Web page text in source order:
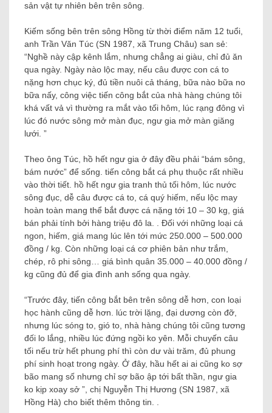
sản vật tự nhiên bên trên sông.
Kiếm sống bên trên sông Hồng từ thời điểm năm 12 tuổi,
anh Trần Văn Túc (SN 1987, xã Trung Châu) san sẻ:
“Nghề này cập kênh lắm, nhưng chẳng ai giàu, chỉ đủ ăn
qua ngày. Ngày nào lộc may, nếu câu được con cá to
nặng hơn chục ký, đủ tiền nuôi cả tháng, bữa nào bữa no
bữa nấy, công việc tiến công bắt của nhà hàng chúng tôi
khá vất vả vì thường ra mắt vào tối hôm, lúc rạng đông vì
lúc đó nước sông mở màn đục, ngư gia mở màn giăng
lưới. ”
Theo ông Túc, hồ hết ngư gia ở đây đều phải “bám sông,
bám nước” để sống. tiến công bắt cá phụ thuộc rất nhiều
vào thời tiết. hồ hết ngư gia tranh thủ tối hôm, lúc nước
sông đục, dễ câu được cá to, cá quý hiếm, nếu lộc may
hoàn toàn mang thể bắt được cá nặng tới 10 – 30 kg, giá
bán phải tính bởi hàng triệu đô la. . Đối với những loại cá
ngon, hiếm, giá mang lúc lên tới mức 250.000 – 500.000
đồng / kg. Còn những loại cá cơ phiên bản như trắm,
chép, rô phi sông… giá bình quân 35.000 – 40.000 đồng /
kg cũng đủ để gia đình anh sống qua ngày.
“Trước đây, tiến công bắt bên trên sông dễ hơn, con loại
học hành cũng dễ hơn. lúc trời lặng, đại dương còn đỡ,
nhưng lúc sóng to, gió to, nhà hàng chúng tôi cũng tương
đối lo lắng, nhiều lúc đứng ngồi ko yên. Mỗi chuyến câu
tối nếu trừ hết phung phí thì còn dư vài trăm, đủ phung
phí sinh hoạt trong ngày. Ở đây, hầu hết ai ai cũng ko sợ
bão mang số nhưng chỉ sợ bão ập tới bất thần, ngư gia
ko kịp xoay sở ”, chị Nguyễn Thị Hương (SN 1987, xã
Hồng Hà) cho biết thêm thông tin. .